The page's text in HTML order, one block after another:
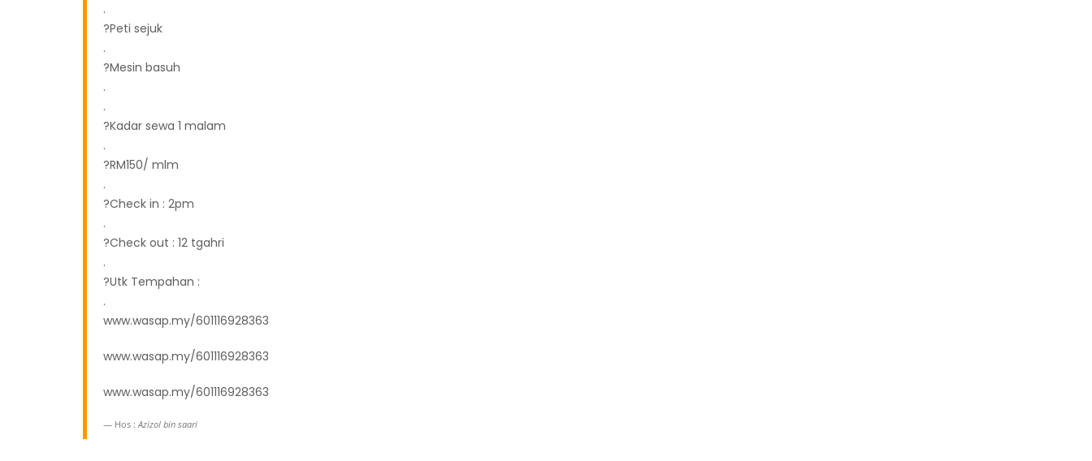
.
?Peti sejuk
.
?Mesin basuh
.
.
?Kadar sewa 1 malam
.
?RM150/ mlm
.
?Check in : 2pm
.
?Check out : 12 tgahri
.
?Utk Tempahan :
.
www.wasap.my/601116928363
www.wasap.my/601116928363
www.wasap.my/601116928363
Hos :Azizol bin saari